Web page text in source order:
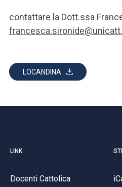
contattare la Dott.ssa
LOCANDINA
LINK
Docenti Cattolica